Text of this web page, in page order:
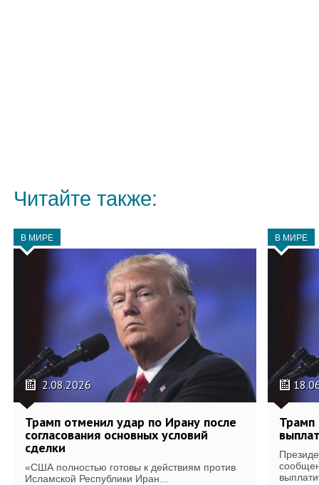
Читайте также:
В МИРЕ
2.08.2026
Трамп отменил удар по Ирану после
согласования основных условий
сделки
«США полностью готовы к действиям против
Исламской Республики Иран...
В МИРЕ
Трамп